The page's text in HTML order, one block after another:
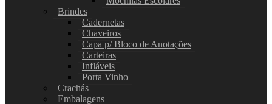
Brindes
Cadernetas
Chaveiros
Capa p/ Bloco de Anotações
Carteiras
Infláveis
Porta Vinho
Crachás
Embalagens